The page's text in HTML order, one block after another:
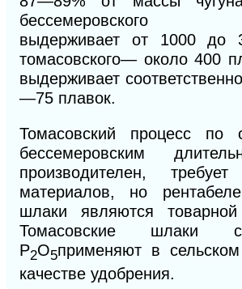
бессемеровского
выдерживает от 1000 до
томасовского— около 400
выдерживает
—75 плавок.
Томасовский процесс по
бессемеровским
производителен,
материалов, но
шлаки являются товарной
Томасовские шлаки
Р2О5применяют в
качестве удобрения.